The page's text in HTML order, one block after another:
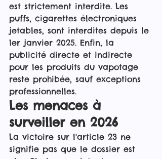
est strictement interdite. Les
puffs, cigarettes électroniques
jetables, sont interdites depuis le
1er janvier 2025. Enfin, la
publicité directe et indirecte
pour les produits du vapotage
reste prohibée, sauf exceptions
professionnelles.
Les menaces à
surveiller en 2026
La victoire sur l'article 23 ne
signifie pas que le dossier est